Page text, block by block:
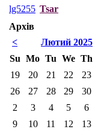
lg5255 Tsar
Архів
<
Лютий 2025
Su Mo Tu We Th
19
20 21 22 23
26
27 28 29 30
2
3 4 5 6
9
10 11 12 13